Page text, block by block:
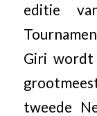
editie
Giri wordt
tweede